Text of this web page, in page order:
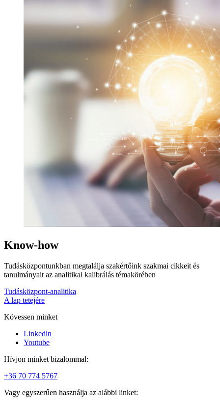
Know-how
Tudásközpontunkban megtalálja szakértőink szakmai cikkeit és
tanulmányait az analitikai kalibrálás témakörében
Tudásközpont-analitika
A lap tetejére
Kövessen minket
Linkedin
Youtube
Hívjon minket bizalommal:
+36 70 774 5767
Vagy egyszerűen használja az alábbi linket: